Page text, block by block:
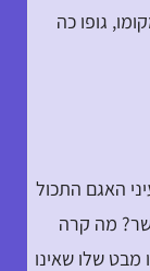
גופו כה
האגם התכול
מה קרה
שלו שאינו